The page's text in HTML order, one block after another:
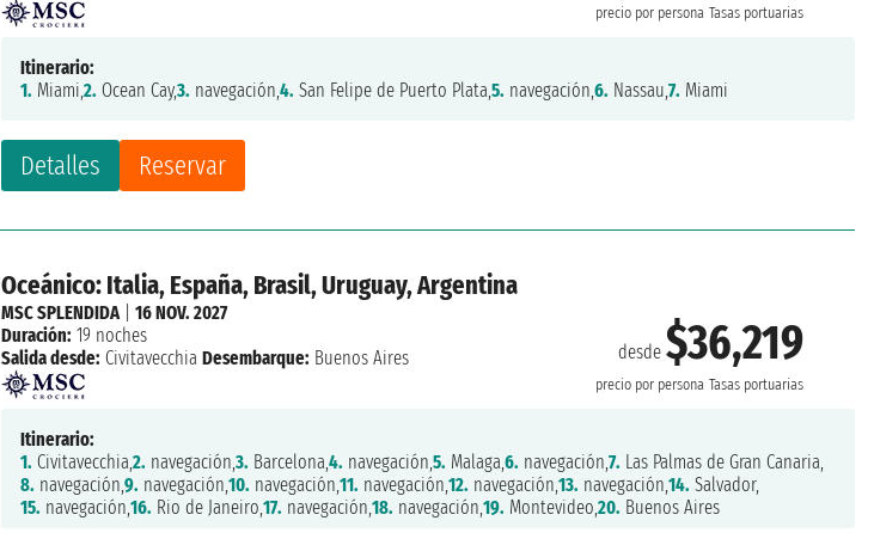
precio por persona Tasas portuarias
Detalles Reservar
Itinerario:
1. Miami,2. Ocean Cay,3. navegación,4. San Felipe de Puerto Plata,5. navegación,6. Nassau,7. Miami
Oceánico: Italia, España, Brasil, Uruguay, Argentina
desde$36,219
precio por persona Tasas portuarias
MSC SPLENDIDA |16 NOV. 2027
Duración: 19 noches
Salida desde: Civitavecchia Desembarque: Buenos Aires
Itinerario:
1. Civitavecchia,2. navegación,3. Barcelona,4. navegación,5. Malaga,6. navegación,7. Las Palmas de Gran Canaria,
8. navegación,9. navegación,10. navegación,11. navegación,12. navegación,13. navegación,14. Salvador,
15. navegación,16. Rio de Janeiro,17. navegación,18. navegación,19. Montevideo,20. Buenos Aires